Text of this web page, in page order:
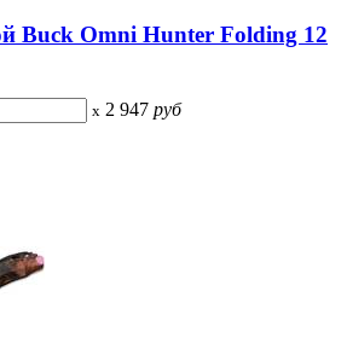
Buck Omni Hunter Folding 12
x 2 947 руб